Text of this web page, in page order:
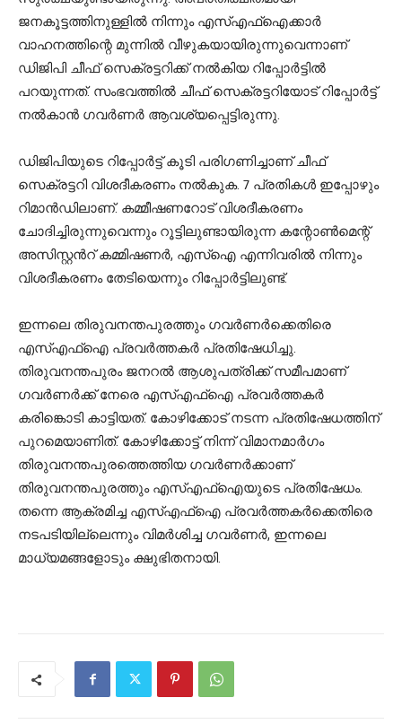
ജനകൂട്ടത്തിനുള്ളിൽ നിന്നും എസ്എഫ്ഐക്കാർ
വാഹനത്തിന്റെ മുന്നിൽ വീഴുകയായിരുന്നുവെന്നാണ്
ഡിജിപി ചീഫ് സെക്രട്ടറിക്ക് നൽകിയ റിപ്പോർട്ടിൽ
പറയുന്നത്. സംഭവത്തിൽ ചീഫ് സെക്രട്ടറിയോട് റിപ്പോർട്ട്
നൽകാൻ ഗവർണർ ആവശ്യപ്പെട്ടിരുന്നു.
ഡിജിപിയുടെ റിപ്പോർട്ട് കൂടി പരിഗണിച്ചാണ് ചീഫ്
സെക്രട്ടറി വിശദീകരണം നൽകുക. 7 പ്രതികൾ ഇപ്പോഴും
റിമാൻഡിലാണ്. കമ്മീഷണറോട് വിശദീകരണം
ചോദിച്ചിരുന്നുവെന്നും റൂട്ടിലുണ്ടായിരുന്ന കന്റോൺമെന്റ്
അസിസ്റ്റൻറ് കമ്മിഷണർ, എസ്ഐ എന്നിവരിൽ നിന്നും
വിശദീകരണം തേടിയെന്നും റിപ്പോർട്ടിലുണ്ട്.
ഇന്നലെ തിരുവനന്തപുരത്തും ഗവര്‍ണര്‍ക്കെതിരെ
എസ്എഫ്ഐ പ്രവര്‍ത്തകര്‍ പ്രതിഷേധിച്ചു.
തിരുവനന്തപുരം ജനറൽ ആശുപത്രിക്ക് സമീപമാണ്
ഗവര്‍ണര്‍ക്ക് നേരെ എസ്എഫ്ഐ പ്രവര്‍ത്തകര്‍
കരിങ്കൊടി കാട്ടിയത്. കോഴിക്കോട് നടന്ന പ്രതിഷേധത്തിന്
പുറമെയാണിത്. കോഴിക്കോട്ട് നിന്ന് വിമാനമാ‍ർഗം
തിരുവനന്തപുരത്തെത്തിയ ഗവ‍ർണ‍ർക്കാണ്
തിരുവനന്തപുരത്തും എസ്എഫ്ഐയുടെ പ്രതിഷേധം.
തന്നെ ആക്രമിച്ച എസ്എഫ്ഐ പ്രവര്‍ത്തകര്‍ക്കെതിരെ
നടപടിയില്ലെന്നും വിമര്‍ശിച്ച ഗവര്‍ണര്‍, ഇന്നലെ
മാധ്യമങ്ങളോടും ക്ഷുഭിതനായി.